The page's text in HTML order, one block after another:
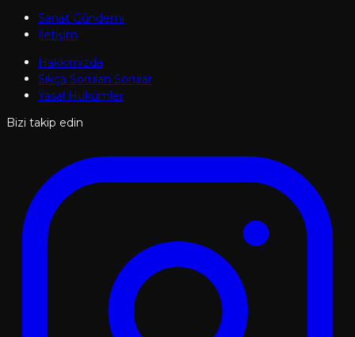
Sanat Gündemi
İletişim
Hakkımızda
Sıkça Sorulan Sorular
Yasal Hükümler
Bizi takip edin